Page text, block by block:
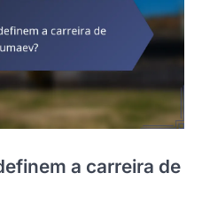
a carreira de